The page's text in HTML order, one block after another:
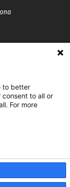
to better
consent to all or
For more